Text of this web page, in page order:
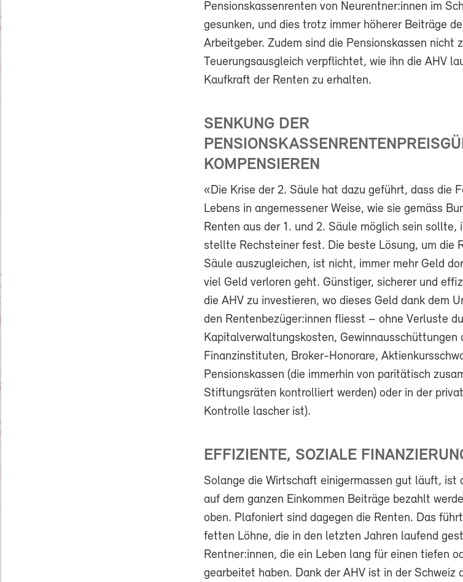
Pensionskassenrenten von Neurentner:innen im
gesunken, und dies trotz immer höherer Beiträge
Arbeitgeber. Zudem sind die Pensionskassen nicht
Teuerungsausgleich verpflichtet, wie ihn die AHV
Kaufkraft der Renten zu erhalten.
SENKUNG DER
KOMPENSIEREN
«Die Krise der 2. Säule hat dazu geführt, dass die
Lebens in angemessener Weise, wie sie gemäss
Renten aus der 1. und 2. Säule möglich sein sollte,
stellte Rechsteiner fest. Die beste Lösung, um die
Säule auszugleichen, ist nicht, immer mehr Geld
viel Geld verloren geht. Günstiger, sicherer und
die AHV zu investieren, wo dieses Geld dank dem
den Rentenbezüger:innen fliesst – ohne Verluste
Kapitalverwaltungskosten, Gewinnausschüttungen
Finanzinstituten, Broker-Honorare,
Pensionskassen (die immerhin von paritätisch
Stiftungsräten kontrolliert werden) oder in der
Kontrolle lascher ist).
EFFIZIENTE, SOZIALE
Solange die Wirtschaft einigermassen gut läuft, ist
auf dem ganzen Einkommen Beiträge bezahlt
oben. Plafoniert sind dagegen die Renten. Das
fetten Löhne, die in den letzten Jahren laufend
Rentner:innen, die ein Leben lang für einen tiefen
gearbeitet haben. Dank der AHV ist in der Schweiz